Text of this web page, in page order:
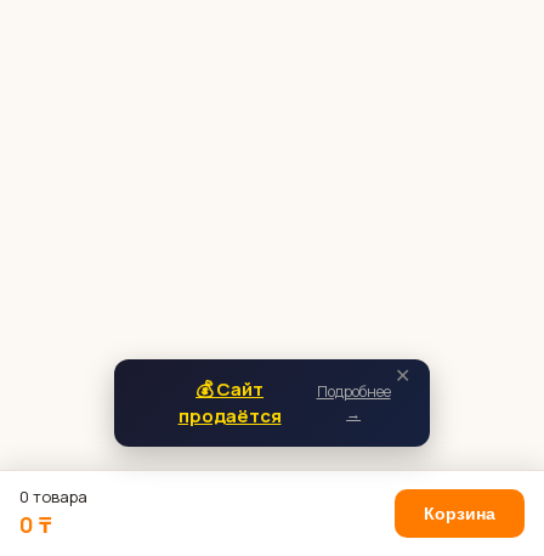
✕
💰 Сайт
продаётся
Подробнее
→
0 товара
0 ₸ Корзина